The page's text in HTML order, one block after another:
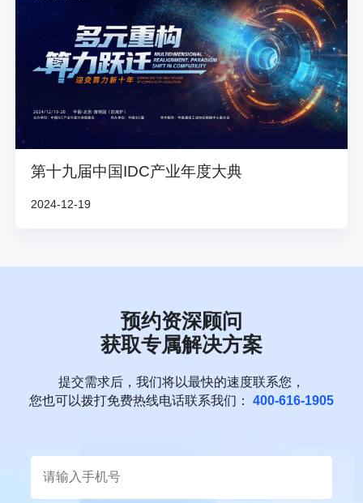
第十九届中国IDC产业年度大典
2024-12-19
预约资深顾问
获取专属解决方案
提交需求后，我们将以最快的速度联系您，
您也可以拨打免费热线电话联系我们：
400-616-1905